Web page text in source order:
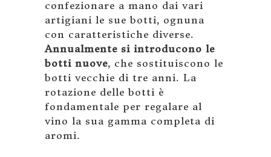
confezionare a mano dai vari
artigiani le sue botti, ognuna
con caratteristiche diverse.
Annualmente si introducono le
botti nuove, che sostituiscono le
botti vecchie di tre anni. La
rotazione delle botti è
fondamentale per regalare al
vino la sua gamma completa di
aromi.